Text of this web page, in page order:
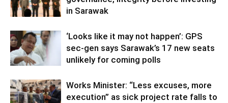
in Sarawak
‘Looks like it may not happen’: GPS
sec-gen says Sarawak’s 17 new seats
unlikely for coming polls
Works Minister: “Less excuses, more
execution” as sick project rate falls to